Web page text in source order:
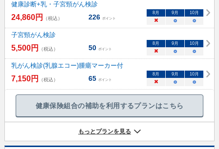
健康診断+乳・子宮頸がん検診
24,860円 （税込） 226 ポイント
8月 9月 10月
× ○ ○
子宮頸がん検診
5,500円 （税込） 50 ポイント
8月 9月 10月
× ○ ○
乳がん検診(乳腺エコー)腫瘍マーカー付
7,150円 （税込） 65 ポイント
8月 9月 10月
× ○ ○
健康保険組合の補助を利用するプランはこちら
もっとプランを見る